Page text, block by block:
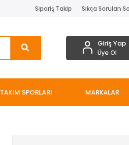
Sipariş Takip Sıkça Sorulan
Giriş Yap
Üye Ol
TAKIM SPORLARI MARKALAR